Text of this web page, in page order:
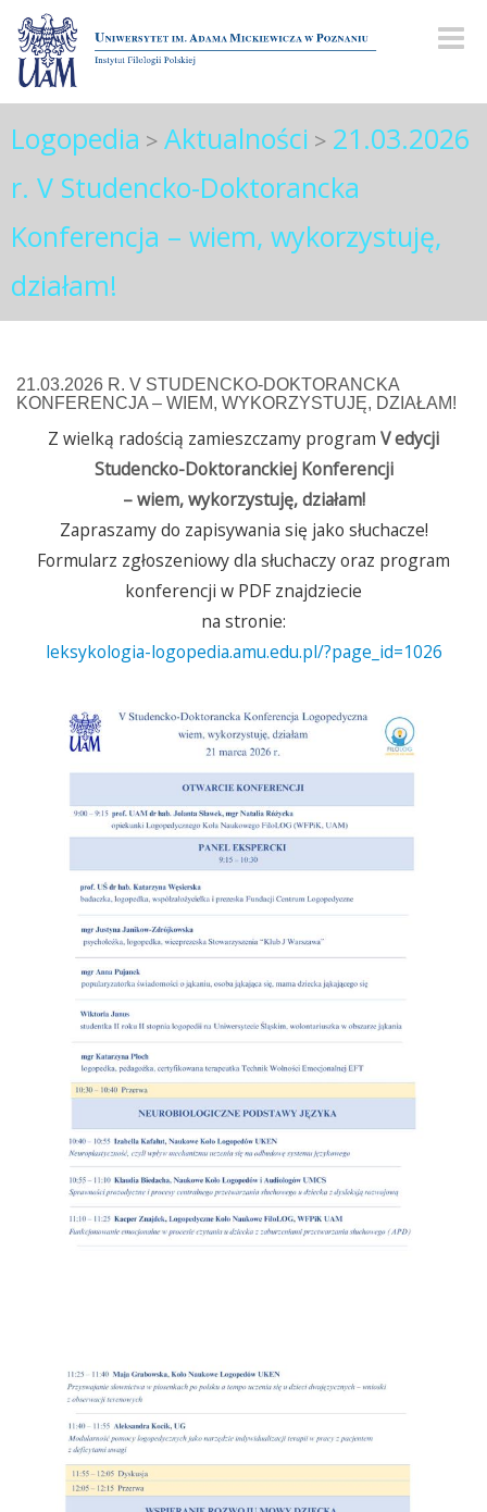
Logopedia > Aktualności > 21.03.2026
r. V Studencko-Doktorancka
Konferencja – wiem, wykorzystuję,
działam!
21.03.2026 R. V STUDENCKO-DOKTORANCKA
KONFERENCJA – WIEM, WYKORZYSTUJĘ, DZIAŁAM!
Z wielką radością zamieszczamy program V edycji
Studencko-Doktoranckiej Konferencji
– wiem, wykorzystuję, działam!
Zapraszamy do zapisywania się jako słuchacze!
Formularz zgłoszeniowy dla słuchaczy oraz program
konferencji w PDF znajdziecie
na stronie:
leksykologia-logopedia.amu.edu.pl/?page_id=1026